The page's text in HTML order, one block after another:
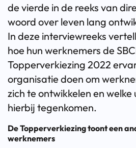
de vierde in de reeks van
woord over leven lang
In deze interviewreeks
hoe hun werknemers de
Topperverkiezing 2022
organisatie doen om
zich te ontwikkelen en
hierbij tegenkomen.
De Topperverkiezing toont een
werknemers